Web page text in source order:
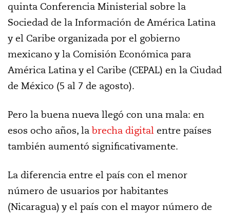
quinta Conferencia Ministerial sobre la
Sociedad de la Información de América Latina
y el Caribe organizada por el gobierno
mexicano y la Comisión Económica para
América Latina y el Caribe (CEPAL) en la Ciudad
de México (5 al 7 de agosto).
Pero la buena nueva llegó con una mala: en
esos ocho años, la brecha digital entre países
también aumentó significativamente.
La diferencia entre el país con el menor
número de usuarios por habitantes
(Nicaragua) y el país con el mayor número de